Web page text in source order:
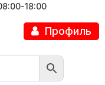
18:00
Профиль